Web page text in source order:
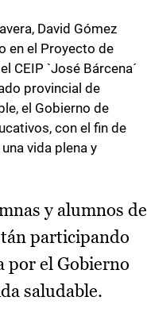
David Gómez
en el Proyecto de
CEIP `José Bárcena´
provincial de
el Gobierno de
con el fin de
vida plena y
y alumnos de
participando
por el Gobierno
saludable.